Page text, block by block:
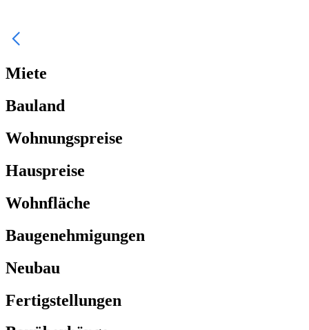
Miete
Bauland
Wohnungspreise
Hauspreise
Wohnfläche
Baugenehmigungen
Neubau
Fertigstellungen